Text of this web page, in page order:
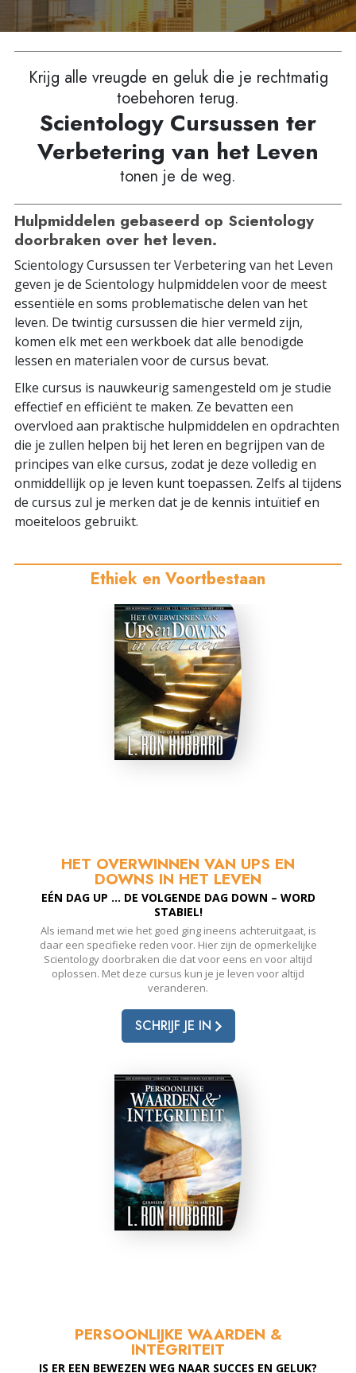
Krijg alle vreugde en geluk die je rechtmatig
toebehoren terug.
Scientology Cursussen ter
Verbetering van het Leven
tonen je de weg.
Hulpmiddelen gebaseerd op Scientology
doorbraken over het leven.
Scientology Cursussen ter Verbetering van het Leven
geven je de Scientology hulpmiddelen voor de meest
essentiële en soms problematische delen van het
leven. De twintig cursussen die hier vermeld zijn,
komen elk met een werkboek dat alle benodigde
lessen en materialen voor de cursus bevat.
Elke cursus is nauwkeurig samengesteld om je studie
effectief en efficiënt te maken. Ze bevatten een
overvloed aan praktische hulpmiddelen en opdrachten
die je zullen helpen bij het leren en begrijpen van de
principes van elke cursus, zodat je deze volledig en
onmiddellijk op je leven kunt toepassen. Zelfs al tijdens
de cursus zul je merken dat je de kennis intuïtief en
moeiteloos gebruikt.
Ethiek en Voortbestaan
HET OVERWINNEN VAN UPS EN
DOWNS IN HET LEVEN
EÉN DAG UP ... DE VOLGENDE DAG DOWN – WORD
STABIEL!
Als iemand met wie het goed ging ineens achteruitgaat, is
daar een specifieke reden voor. Hier zijn de opmerkelijke
Scientology doorbraken die dat voor eens en voor altijd
oplossen. Met deze cursus kun je je leven voor altijd
veranderen.
SCHRIJF JE IN
PERSOONLIJKE WAARDEN &
INTEGRITEIT
IS ER EEN BEWEZEN WEG NAAR SUCCES EN GELUK?